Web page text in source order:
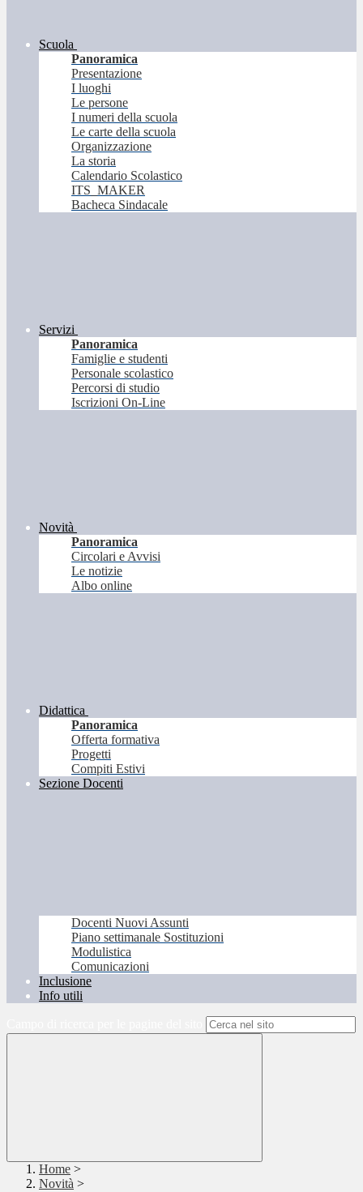
Scuola
Panoramica
Presentazione
I luoghi
Le persone
I numeri della scuola
Le carte della scuola
Organizzazione
La storia
Calendario Scolastico
ITS_MAKER
Bacheca Sindacale
Servizi
Panoramica
Famiglie e studenti
Personale scolastico
Percorsi di studio
Iscrizioni On-Line
Novità
Panoramica
Circolari e Avvisi
Le notizie
Albo online
Didattica
Panoramica
Offerta formativa
Progetti
Compiti Estivi
Sezione Docenti
Docenti Nuovi Assunti
Piano settimanale Sostituzioni
Modulistica
Comunicazioni
Inclusione
Info utili
Home >
Novità >